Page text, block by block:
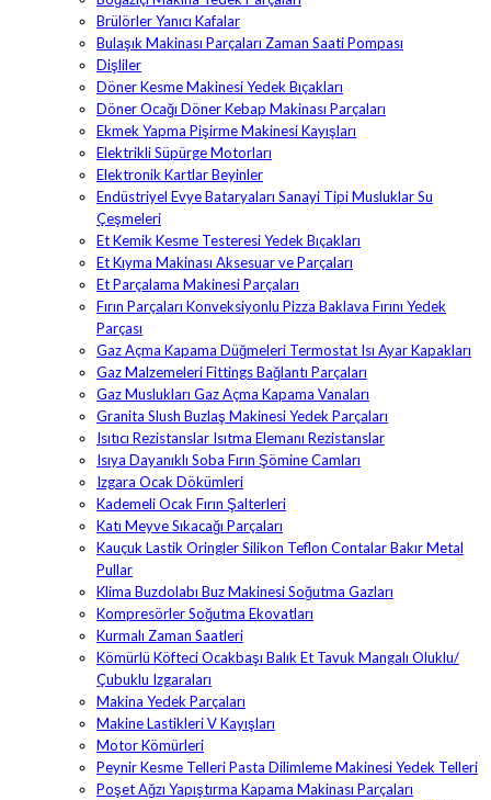
Brülörler Yanıcı Kafalar
Bulaşık Makinası Parçaları Zaman Saati Pompası
Dişliler
Döner Kesme Makinesi Yedek Bıçakları
Döner Ocağı Döner Kebap Makinası Parçaları
Ekmek Yapma Pişirme Makinesi Kayışları
Elektrikli Süpürge Motorları
Elektronik Kartlar Beyinler
Endüstriyel Evye Bataryaları Sanayi Tipi Musluklar Su
Çeşmeleri
Et Kemik Kesme Testeresi Yedek Bıçakları
Et Kıyma Makinası Aksesuar ve Parçaları
Et Parçalama Makinesi Parçaları
Fırın Parçaları Konveksiyonlu Pizza Baklava Fırını Yedek
Parçası
Gaz Açma Kapama Düğmeleri Termostat Isı Ayar Kapakları
Gaz Malzemeleri Fittings Bağlantı Parçaları
Gaz Muslukları Gaz Açma Kapama Vanaları
Granita Slush Buzlaş Makinesi Yedek Parçaları
Isıtıcı Rezistanslar Isıtma Elemanı Rezistanslar
Isıya Dayanıklı Soba Fırın Şömine Camları
Izgara Ocak Dökümleri
Kademeli Ocak Fırın Şalterleri
Katı Meyve Sıkacağı Parçaları
Kauçuk Lastik Oringler Silikon Teflon Contalar Bakır Metal
Pullar
Klima Buzdolabı Buz Makinesi Soğutma Gazları
Kompresörler Soğutma Ekovatları
Kurmalı Zaman Saatleri
Kömürlü Köfteci Ocakbaşı Balık Et Tavuk Mangalı Oluklu/
Çubuklu Izgaraları
Makina Yedek Parçaları
Makine Lastikleri V Kayışları
Motor Kömürleri
Peynir Kesme Telleri Pasta Dilimleme Makinesi Yedek Telleri
Poşet Ağzı Yapıştırma Kapama Makinası Parçaları